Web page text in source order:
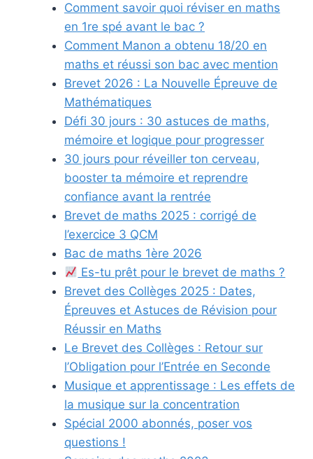
Comment savoir quoi réviser en maths
en 1re spé avant le bac ?
Comment Manon a obtenu 18/20 en
maths et réussi son bac avec mention
Brevet 2026 : La Nouvelle Épreuve de
Mathématiques
Défi 30 jours : 30 astuces de maths,
mémoire et logique pour progresser
30 jours pour réveiller ton cerveau,
booster ta mémoire et reprendre
confiance avant la rentrée
Brevet de maths 2025 : corrigé de
l’exercice 3 QCM
Bac de maths 1ère 2026
Es-tu prêt pour le brevet de maths ?
Brevet des Collèges 2025 : Dates,
Épreuves et Astuces de Révision pour
Réussir en Maths
Le Brevet des Collèges : Retour sur
l’Obligation pour l’Entrée en Seconde
Musique et apprentissage : Les effets de
la musique sur la concentration
Spécial 2000 abonnés, poser vos
questions !